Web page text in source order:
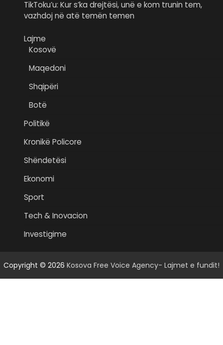
TikToku’u: Kur s’ka drejtësi, unë e kom trunin tem,
vazhdoj në atë temën temen
Lajme
Kosovë
Maqedoni
Shqipëri
Botë
Politikë
Kronikë Policore
Shëndetësi
Ekonomi
Sport
Tech & Inovacion
Investigime